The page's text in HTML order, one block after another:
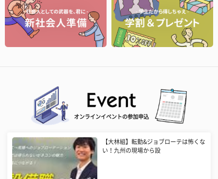
オンラインイベントの参加申込
【大林組】転勤&ジョブローテは怖くな
い！九州の現場から設